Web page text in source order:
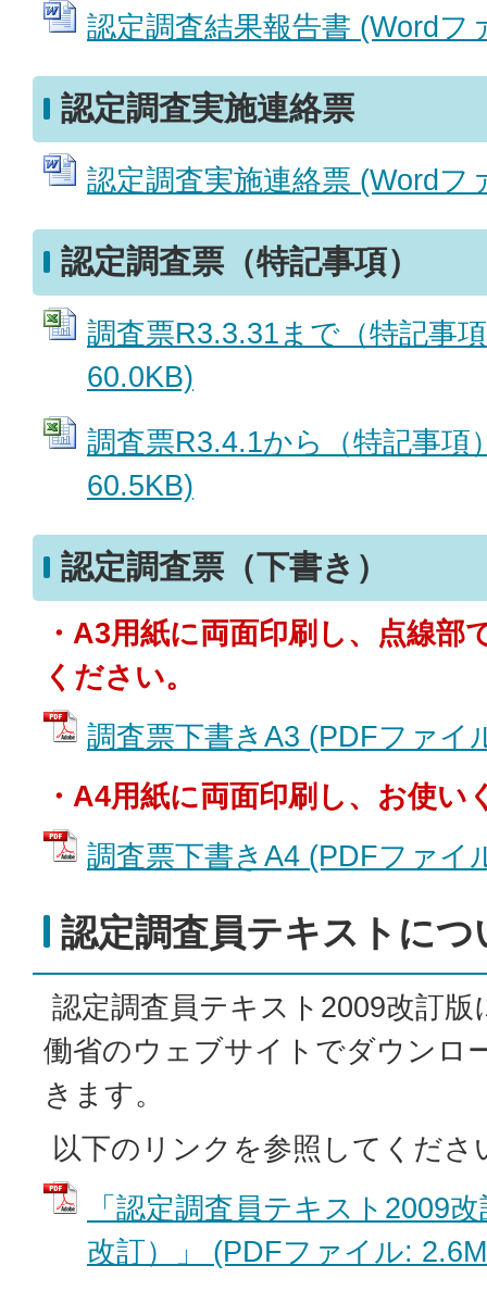
認定調査結果報告書 (Wordフ
認定調査実施連絡票
認定調査実施連絡票 (Wordフ
認定調査票（特記事項）
調査票R3.3.31まで（特記事
60.0KB)
調査票R3.4.1から（特記事項
60.5KB)
認定調査票（下書き）
・A3用紙に両面印刷し、点線部
ください。
調査票下書きA3 (PDFファイ
・A4用紙に両面印刷し、お使い
調査票下書きA4 (PDFファイ
認定調査員テキストにつ
認定調査員テキスト2009改訂
働省のウェブサイトでダウンロ
きます。
以下のリンクを参照してくださ
「認定調査員テキスト2009
改訂）」 (PDFファイル: